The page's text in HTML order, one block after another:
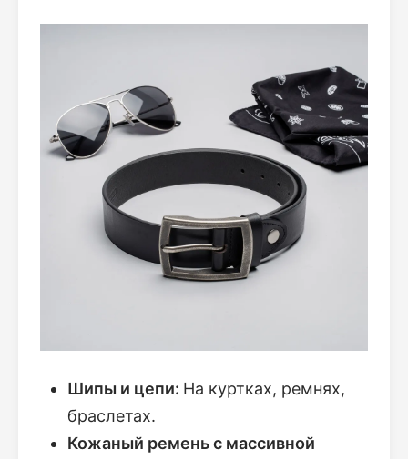
Шипы и цепи: На куртках, ремнях,
браслетах.
Кожаный ремень с массивной